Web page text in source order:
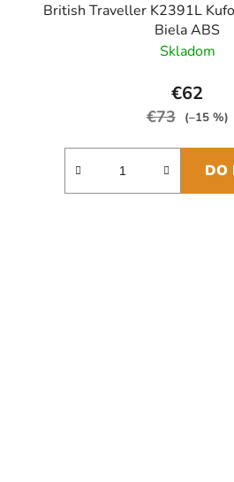
British Traveller K2391L
Biela ABS
Skladom
€62
€73 (–15 %)
DO